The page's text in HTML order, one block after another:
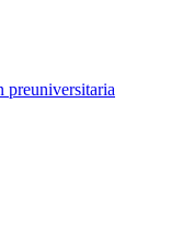
preuniversitaria